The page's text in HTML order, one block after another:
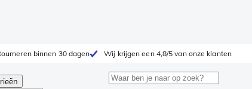
binnen 30 dagen Wij krijgen een 4,8/5 van onze klanten